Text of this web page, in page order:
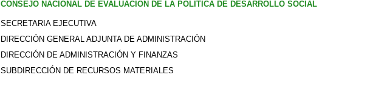
CONSEJO NACIONAL DE EVALUACIÓN DE LA POLITICA DE DESARROLLO SOCIAL
SECRETARIA EJECUTIVA
DIRECCIÓN GENERAL ADJUNTA DE ADMINISTRACIÓN
DIRECCIÓN DE ADMINISTRACIÓN Y FINANZAS
SUBDIRECCIÓN DE RECURSOS MATERIALES